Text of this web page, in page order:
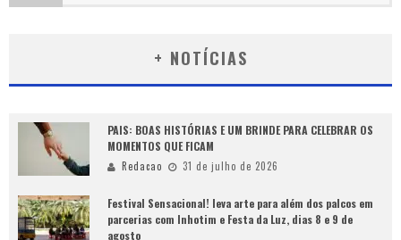
+ NOTÍCIAS
PAIS: BOAS HISTÓRIAS E UM BRINDE PARA CELEBRAR OS
MOMENTOS QUE FICAM
Redacao 31 de julho de 2026
Festival Sensacional! leva arte para além dos palcos em
parcerias com Inhotim e Festa da Luz, dias 8 e 9 de
agosto